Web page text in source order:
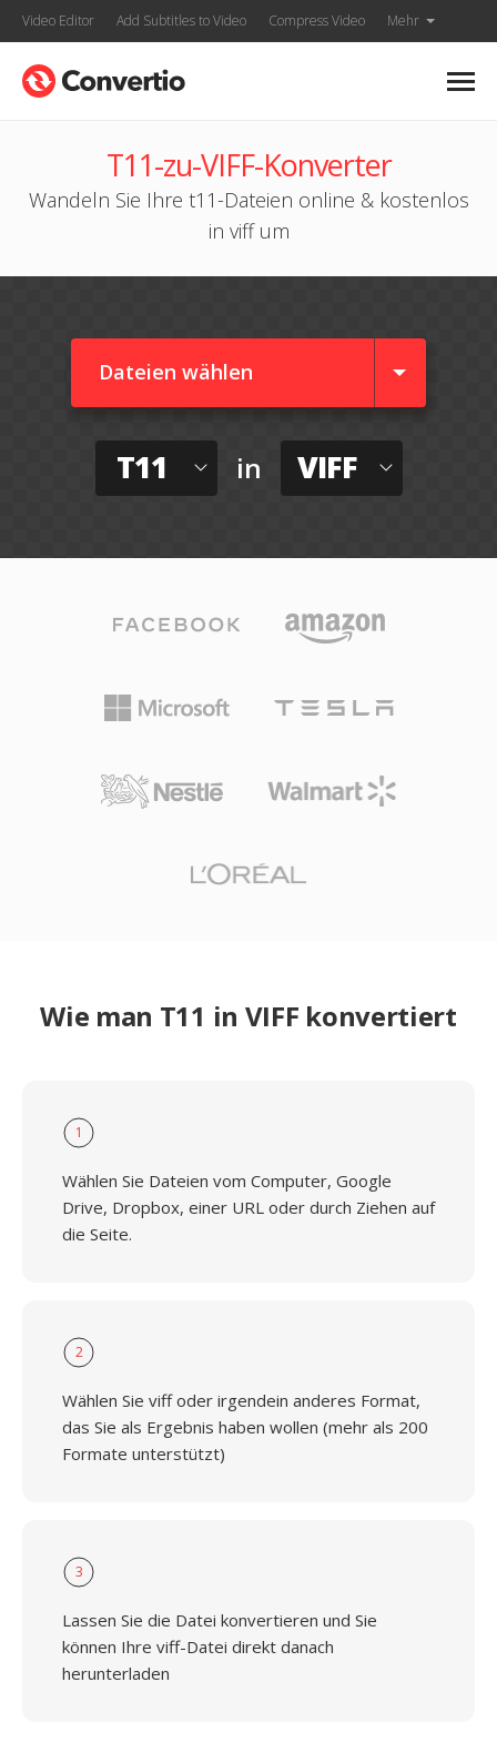
Video Editor Add Subtitles to Video Compress Video Mehr
T11-zu-VIFF-Konverter
Wandeln Sie Ihre t11-Dateien online & kostenlos
in viff um
Dateien wählen
T11 in VIFF
Wie man T11 in VIFF konvertiert
1
Wählen Sie Dateien vom Computer, Google
Drive, Dropbox, einer URL oder durch Ziehen auf
die Seite.
2
Wählen Sie viff oder irgendein anderes Format,
das Sie als Ergebnis haben wollen (mehr als 200
Formate unterstützt)
3
Lassen Sie die Datei konvertieren und Sie
können Ihre viff-Datei direkt danach
herunterladen